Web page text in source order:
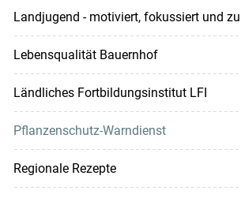
Landjugend - motiviert, fokussiert und
Lebensqualität Bauernhof
Ländliches Fortbildungsinstitut LFI
Pflanzenschutz-Warndienst
Regionale Rezepte